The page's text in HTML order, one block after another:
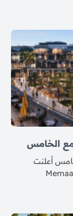
الخامس
أعلنت